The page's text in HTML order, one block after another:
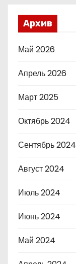
Архив
Май 2026
Апрель 2026
Март 2025
Октябрь 2024
Сентябрь 2024
Август 2024
Июль 2024
Июнь 2024
Май 2024